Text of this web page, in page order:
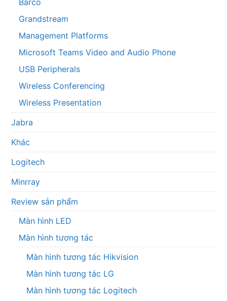
Grandstream
Management Platforms
Microsoft Teams Video and Audio Phone
USB Peripherals
Wireless Conferencing
Wireless Presentation
Jabra
Khác
Logitech
Minrray
Review sản phẩm
Màn hình LED
Màn hình tương tác
Màn hình tương tác Hikvision
Màn hình tương tác LG
Màn hình tương tác Logitech